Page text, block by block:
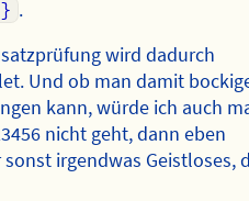
.
wird dadurch
Und ob man damit
kann, würde ich auch
nicht geht, dann eben
sonst irgendwas Geistloses,